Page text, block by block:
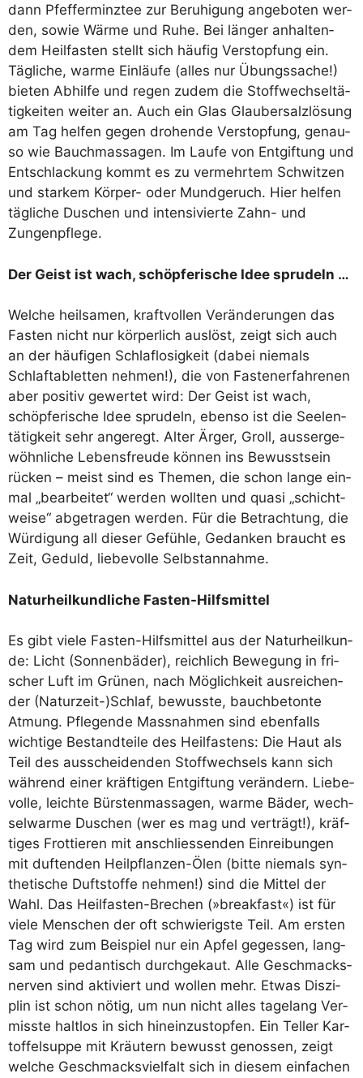
dann Pfef­fer­minz­tee zur Beru­hi­gung ange­bo­ten wer­
den, sowie Wär­me und Ruhe. Bei län­ger anhal­ten­
dem Heil­fas­ten stellt sich häu­fig Ver­stop­fung ein.
Täg­li­che, war­me Ein­läu­fe (alles nur Übungs­sa­che!)
bie­ten Abhil­fe und regen zudem die Stoff­wech­sel­tä­
tig­kei­ten wei­ter an. Auch ein Glas Glau­ber­salz­lö­sung
am Tag hel­fen gegen dro­hen­de Ver­stop­fung, genau­
so wie Bauch­mas­sa­gen. Im Lau­fe von Ent­gif­tung und
Ent­schla­ckung kommt es zu ver­mehr­tem Schwit­zen
und star­kem Kör­per- oder Mund­ge­ruch. Hier hel­fen
täg­li­che Duschen und inten­si­vier­te Zahn- und
Zungenpflege.
Der Geist ist wach, schöp­fe­ri­sche Idee sprudeln …
Wel­che heil­sa­men, kraft­vol­len Ver­än­de­run­gen das
Fas­ten nicht nur kör­per­lich aus­löst, zeigt sich auch
an der häu­fi­gen Schlaf­lo­sig­keit (dabei nie­mals
Schlaf­ta­blet­ten neh­men!), die von Fas­ten­er­fah­re­nen
aber posi­tiv gewer­tet wird: Der Geist ist wach,
schöp­fe­ri­sche Idee spru­deln, eben­so ist die See­len­
tä­tig­keit sehr ange­regt. Alter Ärger, Groll, aus­ser­ge­
wöhn­li­che Lebens­freu­de kön­nen ins Bewusst­sein
rücken – meist sind es The­men, die schon lan­ge ein­
mal „bear­bei­tet“ wer­den woll­ten und qua­si „schicht­
wei­se“ abge­tra­gen wer­den. Für die Betrach­tung, die
Wür­di­gung all die­ser Gefüh­le, Gedan­ken braucht es
Zeit, Geduld, lie­be­vol­le Selbstannahme.
Natur­heil­kund­li­che Fasten-Hilfsmittel
Es gibt vie­le Fas­ten-Hilfs­mit­tel aus der Natur­heil­kun­
de: Licht (Son­nen­bä­der), reich­lich Bewe­gung in fri­
scher Luft im Grü­nen, nach Mög­lich­keit aus­rei­chen­
der (Naturzeit-)Schlaf, bewuss­te, bauch­be­ton­te
Atmung. Pfle­gen­de Mass­nah­men sind eben­falls
wich­ti­ge Bestand­tei­le des Heil­fas­tens: Die Haut als
Teil des aus­schei­den­den Stoff­wech­sels kann sich
wäh­rend einer kräf­ti­gen Ent­gif­tung ver­än­dern. Lie­be­
vol­le, leich­te Bürs­ten­mas­sa­gen, war­me Bäder, wech­
sel­war­me Duschen (wer es mag und ver­trägt!), kräf­
ti­ges Frot­tie­ren mit anschlies­sen­den Ein­rei­bun­gen
mit duf­ten­den Heil­pflan­zen-Ölen (bit­te nie­mals syn­
the­ti­sche Duft­stof­fe neh­men!) sind die Mit­tel der
Wahl. Das Heil­fas­ten-Bre­chen (»break­fast«) ist für
vie­le Men­schen der oft schwie­rigs­te Teil. Am ers­ten
Tag wird zum Bei­spiel nur ein Apfel geges­sen, lang­
sam und pedan­tisch durch­ge­kaut. Alle Geschmacks­
ner­ven sind akti­viert und wol­len mehr. Etwas Dis­zi­
plin ist schon nötig, um nun nicht alles tage­lang Ver­
miss­te halt­los in sich hin­ein­zu­stop­fen. Ein Tel­ler Kar­
tof­fel­sup­pe mit Kräu­tern bewusst genos­sen, zeigt
wel­che Geschmacks­viel­falt sich in die­sem ein­fa­chen